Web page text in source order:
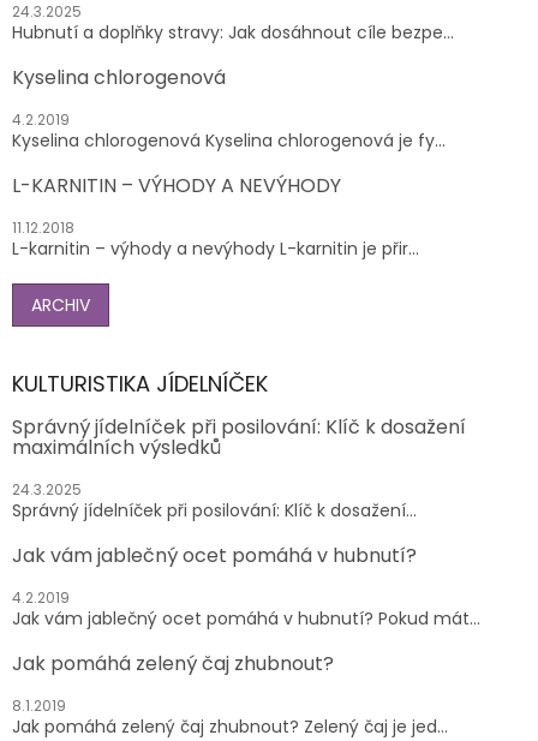
24.3.2025
Hubnutí a doplňky stravy: Jak dosáhnout cíle bezpe...
Kyselina chlorogenová
4.2.2019
Kyselina chlorogenová Kyselina chlorogenová je fy...
L-KARNITIN – VÝHODY A NEVÝHODY
11.12.2018
L-karnitin – výhody a nevýhody L-karnitin je přir...
ARCHIV
KULTURISTIKA JÍDELNÍČEK
Správný jídelníček při posilování: Klíč k dosažení
maximálních výsledků
24.3.2025
Správný jídelníček při posilování: Klíč k dosažení...
Jak vám jablečný ocet pomáhá v hubnutí?
4.2.2019
Jak vám jablečný ocet pomáhá v hubnutí? Pokud mát...
Jak pomáhá zelený čaj zhubnout?
8.1.2019
Jak pomáhá zelený čaj zhubnout? Zelený čaj je jed...